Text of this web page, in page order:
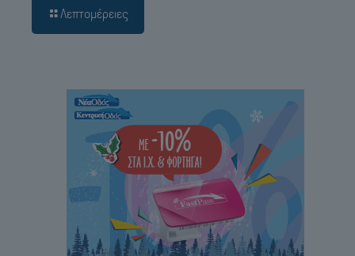
Λεπτομέρειες